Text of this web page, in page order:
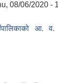
08/06/2020 -
आ.